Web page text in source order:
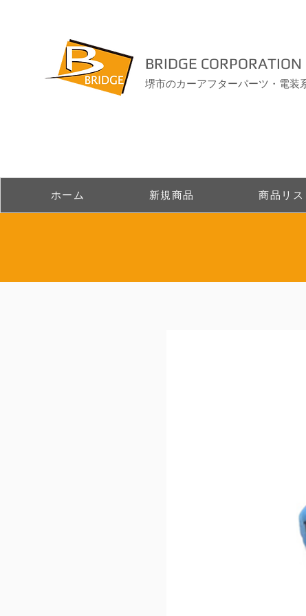
BRIDGE CORPORATION
堺市のカーアフターパーツ・電装
ホーム 新規商品 商品リス